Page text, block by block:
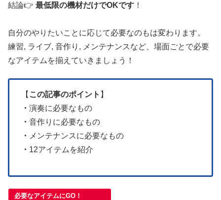
結論👉 最低限の機材だけでOKです ！
自分のやりたいことに応じて必要なのもは変わります。
練習, ライブ, 音作り, メンテナンスなど、場面ごとで必要
なアイテムを揃えていきましょう！
【 この記事のポイント 】
・ 演奏に必要なもの
・ 音作りに必要なもの
・ メンテナンスに必要なもの
・ 12アイテムを紹介
必要なアイテムにGO！